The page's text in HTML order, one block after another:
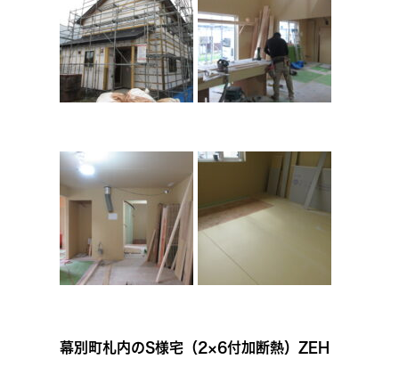
幕別町札内のS様宅（2×6付加断熱）ZEH